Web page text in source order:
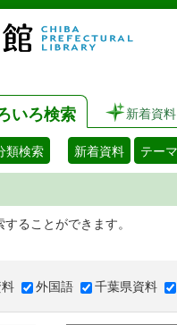
いろ検索 新着資料
類検索 新着資料 テー
ることができます。
外国語 千葉県資料